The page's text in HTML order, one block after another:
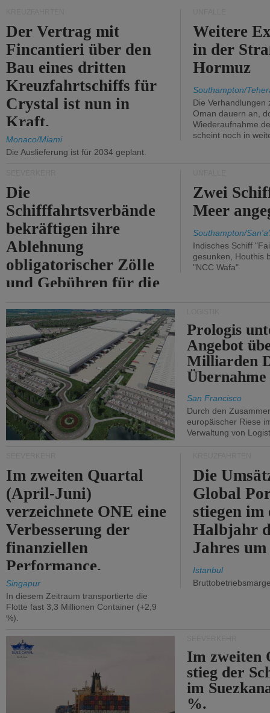
Der Vertrag mit
Fincantieri über den
Bau eines dritten
Kreuzfahrtschiffs für
Crystal ist nun in
Kraft.
Monaco/Miami
Die Auslieferung ist für 2034 geplant.
Weitere
in der
Hormuz
Southampton/
Die Verhandlungen
Oman dauern an,
Wiederaufnahme
scheint noch in
Die
Schifffahrtsverbände
bekräftigen ihre
Ablehnung
obligatorischer Zölle
und Gebühren für die
von Hormuz.
Zwei
Meer
Southampton/
Indisches Schiff
gesunken, Houthis
"NCC Wafa"
Prologis
Angebot
Milliarden
Übernahme
San Francisco
Durch den
europäischer Riese
Verwaltung von
Im zweiten Quartal
(April-Juni)
verzeichnete ONE eine
Verbesserung der
finanziellen
Performance.
Singapur
In diesem Zeitraum transportierte die
Flotte fast 3,3 Millionen Container (+2,9
%).
Die
Global
stiegen im
Halbjahr
Jahres
Istanbul
Im zweiten
stieg der
im
%.